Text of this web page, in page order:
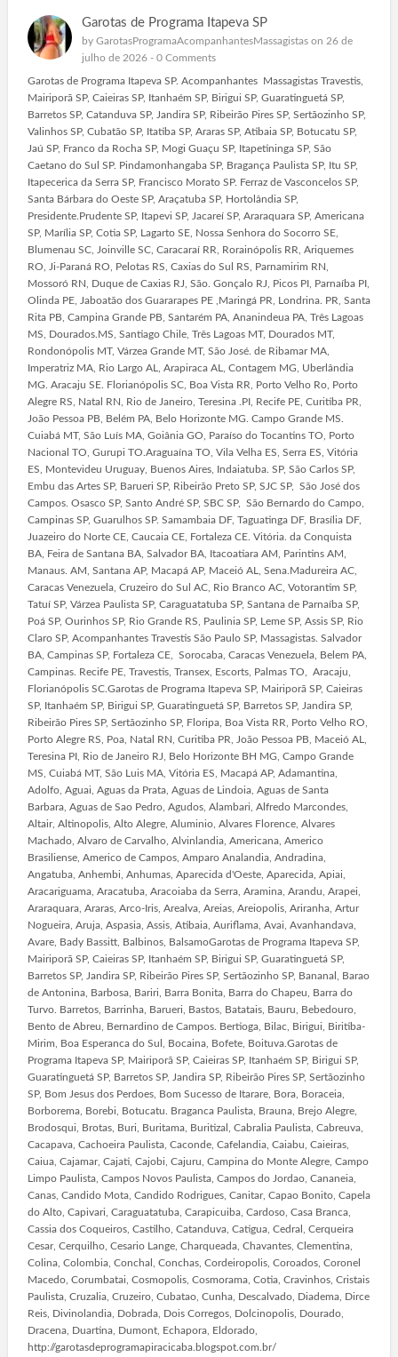
Garotas de Programa Itapeva SP
by GarotasProgramaAcompanhantesMassagistason 26 de
julho de 2026 - 0 Comments
Garotas de Programa Itapeva SP. Acompanhantes Massagistas Travestis,
Mairiporã SP, Caieiras SP, Itanhaém SP, Birigui SP, Guaratinguetá SP,
Barretos SP, Catanduva SP, Jandira SP, Ribeirão Pires SP, Sertãozinho SP,
Valinhos SP, Cubatão SP, Itatiba SP, Araras SP, Atibaia SP, Botucatu SP,
Jaú SP, Franco da Rocha SP, Mogi Guaçu SP, Itapetininga SP, São
Caetano do Sul SP. Pindamonhangaba SP, Bragança Paulista SP, Itu SP,
Itapecerica da Serra SP, Francisco Morato SP. Ferraz de Vasconcelos SP,
Santa Bárbara do Oeste SP, Araçatuba SP, Hortolândia SP,
Presidente.Prudente SP, Itapevi SP, Jacareí SP, Araraquara SP, Americana
SP, Marília SP, Cotia SP, Lagarto SE, Nossa Senhora do Socorro SE,
Blumenau SC, Joinville SC, Caracaraí RR, Rorainópolis RR, Ariquemes
RO, Ji-Paraná RO, Pelotas RS, Caxias do Sul RS, Parnamirim RN,
Mossoró RN, Duque de Caxias RJ, São. Gonçalo RJ, Picos PI, Parnaíba PI,
Olinda PE, Jaboatão dos Guararapes PE ,Maringá PR, Londrina. PR, Santa
Rita PB, Campina Grande PB, Santarém PA, Ananindeua PA, Três Lagoas
MS, Dourados.MS, Santiago Chile, Três Lagoas MT, Dourados MT,
Rondonópolis MT, Várzea Grande MT, São José. de Ribamar MA,
Imperatriz MA, Rio Largo AL, Arapiraca AL, Contagem MG, Uberlândia
MG. Aracaju SE. Florianópolis SC, Boa Vista RR, Porto Velho Ro, Porto
Alegre RS, Natal RN, Rio de Janeiro, Teresina .PI, Recife PE, Curitiba PR,
João Pessoa PB, Belém PA, Belo Horizonte MG. Campo Grande MS.
Cuiabá MT, São Luís MA, Goiânia GO, Paraíso do Tocantins TO, Porto
Nacional TO, Gurupi TO.Araguaína TO, Vila Velha ES, Serra ES, Vitória
ES, Montevideu Uruguay, Buenos Aires, Indaiatuba. SP, São Carlos SP,
Embu das Artes SP, Barueri SP, Ribeirão Preto SP, SJC SP, São José dos
Campos. Osasco SP, Santo André SP, SBC SP, São Bernardo do Campo,
Campinas SP, Guarulhos SP. Samambaia DF, Taguatinga DF, Brasília DF,
Juazeiro do Norte CE, Caucaia CE, Fortaleza CE. Vitória. da Conquista
BA, Feira de Santana BA, Salvador BA, Itacoatiara AM, Parintins AM,
Manaus. AM, Santana AP, Macapá AP, Maceió AL, Sena.Madureira AC,
Caracas Venezuela, Cruzeiro do Sul AC, Rio Branco AC, Votorantim SP,
Tatuí SP, Várzea Paulista SP, Caraguatatuba SP, Santana de Parnaíba SP,
Poá SP, Ourinhos SP, Rio Grande RS, Paulinia SP, Leme SP, Assis SP, Rio
Claro SP, Acompanhantes Travestis São Paulo SP, Massagistas. Salvador
BA, Campinas SP, Fortaleza CE, Sorocaba, Caracas Venezuela, Belem PA,
Campinas. Recife PE, Travestis, Transex, Escorts, Palmas TO, Aracaju,
Florianópolis SC.Garotas de Programa Itapeva SP, Mairiporã SP, Caieiras
SP, Itanhaém SP, Birigui SP, Guaratinguetá SP, Barretos SP, Jandira SP,
Ribeirão Pires SP, Sertãozinho SP, Floripa, Boa Vista RR, Porto Velho RO,
Porto Alegre RS, Poa, Natal RN, Curitiba PR, João Pessoa PB, Maceió AL,
Teresina PI, Rio de Janeiro RJ, Belo Horizonte BH MG, Campo Grande
MS, Cuiabá MT, São Luis MA, Vitória ES, Macapá AP, Adamantina,
Adolfo, Aguai, Aguas da Prata, Aguas de Lindoia, Aguas de Santa
Barbara, Aguas de Sao Pedro, Agudos, Alambari, Alfredo Marcondes,
Altair, Altinopolis, Alto Alegre, Aluminio, Alvares Florence, Alvares
Machado, Alvaro de Carvalho, Alvinlandia, Americana, Americo
Brasiliense, Americo de Campos, Amparo Analandia, Andradina,
Angatuba, Anhembi, Anhumas, Aparecida d'Oeste, Aparecida, Apiai,
Aracariguama, Aracatuba, Aracoiaba da Serra, Aramina, Arandu, Arapei,
Araraquara, Araras, Arco-Iris, Arealva, Areias, Areiopolis, Ariranha, Artur
Nogueira, Aruja, Aspasia, Assis, Atibaia, Auriflama, Avai, Avanhandava,
Avare, Bady Bassitt, Balbinos, BalsamoGarotas de Programa Itapeva SP,
Mairiporã SP, Caieiras SP, Itanhaém SP, Birigui SP, Guaratinguetá SP,
Barretos SP, Jandira SP, Ribeirão Pires SP, Sertãozinho SP, Bananal, Barao
de Antonina, Barbosa, Bariri, Barra Bonita, Barra do Chapeu, Barra do
Turvo. Barretos, Barrinha, Barueri, Bastos, Batatais, Bauru, Bebedouro,
Bento de Abreu, Bernardino de Campos. Bertioga, Bilac, Birigui, Biritiba-
Mirim, Boa Esperanca do Sul, Bocaina, Bofete, Boituva.Garotas de
Programa Itapeva SP, Mairiporã SP, Caieiras SP, Itanhaém SP, Birigui SP,
Guaratinguetá SP, Barretos SP, Jandira SP, Ribeirão Pires SP, Sertãozinho
SP, Bom Jesus dos Perdoes, Bom Sucesso de Itarare, Bora, Boraceia,
Borborema, Borebi, Botucatu. Braganca Paulista, Brauna, Brejo Alegre,
Brodosqui, Brotas, Buri, Buritama, Buritizal, Cabralia Paulista, Cabreuva,
Cacapava, Cachoeira Paulista, Caconde, Cafelandia, Caiabu, Caieiras,
Caiua, Cajamar, Cajati, Cajobi, Cajuru, Campina do Monte Alegre, Campo
Limpo Paulista, Campos Novos Paulista, Campos do Jordao, Cananeia,
Canas, Candido Mota, Candido Rodrigues, Canitar, Capao Bonito, Capela
do Alto, Capivari, Caraguatatuba, Carapicuiba, Cardoso, Casa Branca,
Cassia dos Coqueiros, Castilho, Catanduva, Catigua, Cedral, Cerqueira
Cesar, Cerquilho, Cesario Lange, Charqueada, Chavantes, Clementina,
Colina, Colombia, Conchal, Conchas, Cordeiropolis, Coroados, Coronel
Macedo, Corumbatai, Cosmopolis, Cosmorama, Cotia, Cravinhos, Cristais
Paulista, Cruzalia, Cruzeiro, Cubatao, Cunha, Descalvado, Diadema, Dirce
Reis, Divinolandia, Dobrada, Dois Corregos, Dolcinopolis, Dourado,
Dracena, Duartina, Dumont, Echapora, Eldorado,
http://garotasdeprogramapiracicaba.blogspot.com.br/